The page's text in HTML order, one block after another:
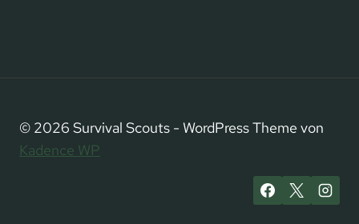
© 2026 Survival Scouts - WordPress Theme von
Kadence WP